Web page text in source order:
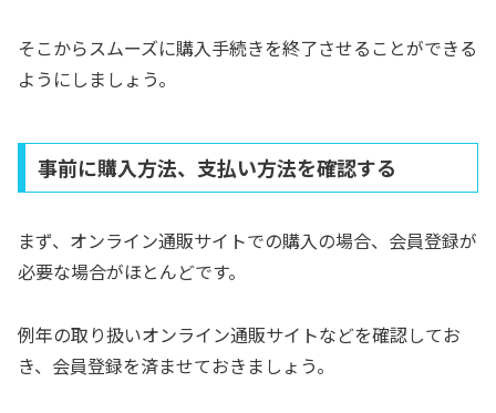
そこからスムーズに購入手続きを終了させることができる
ようにしましょう。
事前に購入方法、支払い方法を確認する
まず、オンライン通販サイトでの購入の場合、会員登録が
必要な場合がほとんどです。
例年の取り扱いオンライン通販サイトなどを確認してお
き、会員登録を済ませておきましょう。